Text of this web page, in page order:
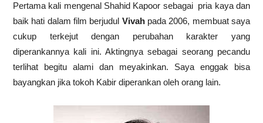
Pertama kali mengenal Shahid Kapoor sebagai pria kaya dan
baik hati dalam film berjudul Vivahpada 2006, membuat saya
cukup terkejut dengan perubahan karakter yang
diperankannya kali ini. Aktingnya sebagai seorang pecandu
terlihat begitu alami dan meyakinkan. Saya enggak bisa
bayangkan jika tokoh Kabir diperankan oleh orang lain.